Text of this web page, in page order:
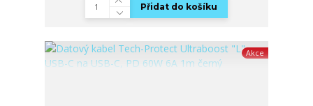
Přidat do košíku
Akce